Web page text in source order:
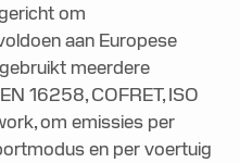
om
aan Europese
meerdere
16258, COFRET, ISO
om emissies per
en per voertuig